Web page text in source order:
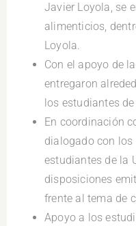
Javier Loyola, se
alimenticios,
Loyola.
Con el apoyo de
entregaron
los estudiantes
En coordinación
dialogado con los
estudiantes de la
disposiciones
frente al tema de
Apoyo a los